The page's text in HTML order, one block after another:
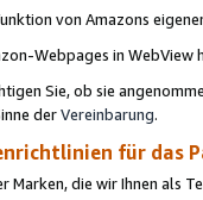
von Amazons
Webpages in WebView
Sie, ob sie
derVereinbarung.
für das
Marken, die wir Ihnen als